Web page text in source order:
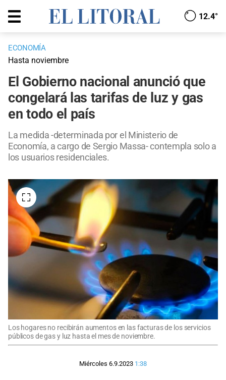
12.4°
ECONOMÍA
Hasta noviembre
El Gobierno nacional anunció que
congelará las tarifas de luz y gas
en todo el país
La medida -determinada por el Ministerio de
Economía, a cargo de Sergio Massa- contempla solo a
los usuarios residenciales.
Los hogares no recibirán aumentos en las facturas de los servicios
públicos de gas y luz hasta el mes de noviembre.
Miércoles 6.9.2023 1:38